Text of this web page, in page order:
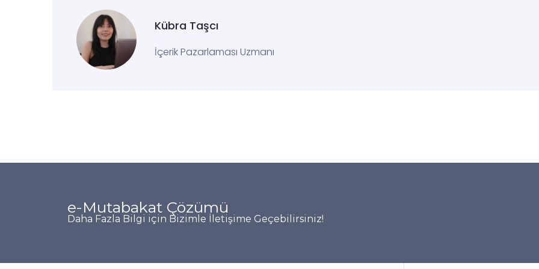
Kübra Taşcı
İçerik Pazarlaması Uzmanı
e-Mutabakat Çözümü
Daha Fazla Bilgi için Bizimle İletişime Geçebilirsiniz!